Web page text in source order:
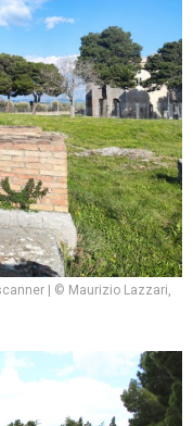
| © Maurizio Lazzari,